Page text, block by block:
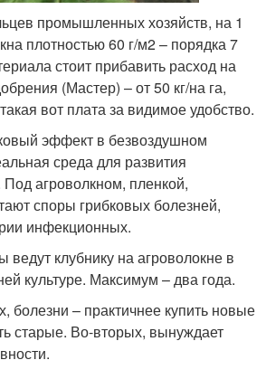
промышленных хозяйств, на 1
плотностью 60 г/м2 – порядка 7
стоит прибавить расход на
(Мастер) – от 50 кг/на га,
вот плата за видимое удобство.
эффект в безвоздушном
среда для развития
агроволкном, пленкой,
споры грибковых болезней,
инфекционных.
клубнику на агроволокне в
культуре. Максимум – два года.
болезни – практичнее купить новые
старые. Во-вторых, вынуждает